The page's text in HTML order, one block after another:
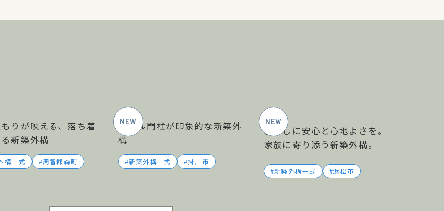
もりが映える、落ち着
新築外構
構一式 周智郡森町
タイル門柱が印象的な新築外
構
新築外構一式 掛川市
暮らしに安心と心地よさを。
家族に寄り添う新築外構。
新築外構一式 浜松市